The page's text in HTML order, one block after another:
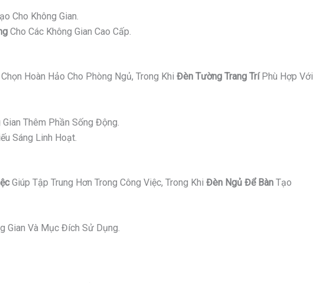
Cho Không Gian.
Cho Các Không Gian Cao Cấp.
Hoàn Hảo Cho Phòng Ngủ, Trong Khi Đèn Tường Trang TríPhù Hợp Với
Gian Thêm Phần Sống Động.
Sáng Linh Hoạt.
Giúp Tập Trung Hơn Trong Công Việc, Trong Khi Đèn Ngủ Để Bàn Tạo
Gian Và Mục Đích Sử Dụng.